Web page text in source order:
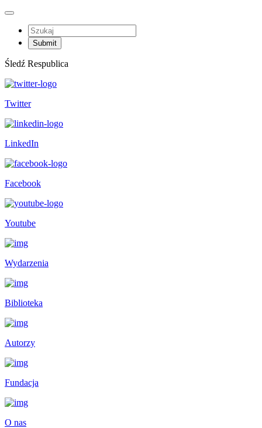
Śledź Respublica
Twitter
LinkedIn
Facebook
Youtube
Wydarzenia
Biblioteka
Autorzy
Fundacja
O nas